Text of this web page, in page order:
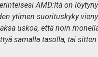
AMD:ltä on
ytimen suorituskyky
uskoa, että noin
samalla tasolla, tai